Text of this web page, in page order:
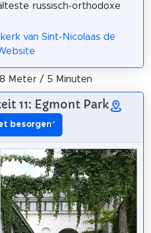
russisch-orthodoxe
van Sint-Nicolaas de
Meter / 5 Minuten
11: Egmont Park
besorgen*